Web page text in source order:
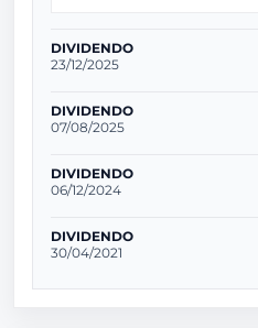
DIVIDENDO
23/12/2025
DIVIDENDO
07/08/2025
DIVIDENDO
06/12/2024
DIVIDENDO
30/04/2021